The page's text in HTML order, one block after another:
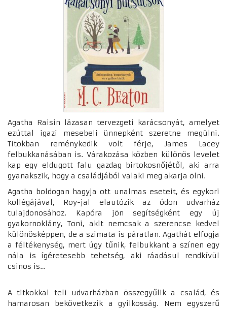
Agatha Raisin lázasan tervezgeti karácsonyát, amelyet
ezúttal igazi mesebeli ünnepként szeretne megülni.
Titokban reménykedik volt férje, James Lacey
felbukkanásában is. Várakozása közben különös levelet
kap egy eldugott falu gazdag birtokosnőjétől, aki arra
gyanakszik, hogy a családjából valaki meg akarja ölni.
Agatha boldogan hagyja ott unalmas eseteit, és egykori
kollégájával, Roy-jal elautózik az ódon udvarház
tulajdonosához. Kapóra jön segítségként egy új
gyakornoklány, Toni, akit nemcsak a szerencse kedvel
különösképpen, de a szimata is páratlan. Agathát elfogja
a féltékenység, mert úgy tűnik, felbukkant a színen egy
nála is ígéretesebb tehetség, aki ráadásul rendkívül
csinos is…
A titkokkal teli udvarházban összegyűlik a család, és
hamarosan bekövetkezik a gyilkosság. Nem egyszerű